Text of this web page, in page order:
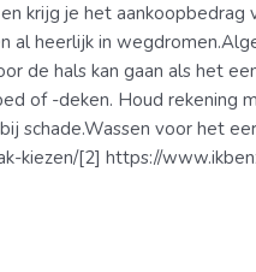
krijg je het
al heerlijk in
de hals kan gaan als het
of -deken. Houd rekening
schade.Wassen voor het
kiezen/[2] https://